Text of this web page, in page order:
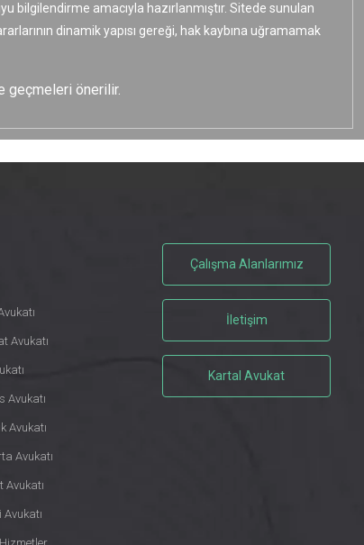
bilgilendirme amacıyla hazırlanmıştır. Sitede sunulan
dinamik yapısı gereği, hak kaybına uğramamak
geçmeleri önerilir.
Avukatı
Avukatı
Avukatı
Avukatı
Avukatı
Avukatı
Çalışma Alanlarımız
İletişim
Kartal Avukat